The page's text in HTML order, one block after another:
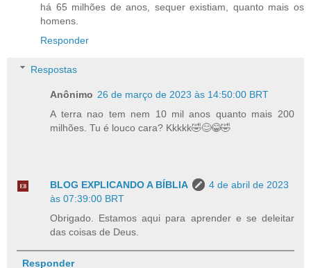
há 65 milhões de anos, sequer existiam, quanto mais os
homens.
Responder
Respostas
Anônimo 26 de março de 2023 às 14:50:00 BRT
A terra nao tem nem 10 mil anos quanto mais 200
milhões. Tu é louco cara? Kkkkk🤣😊😂🤣
BLOG EXPLICANDO A BÍBLIA
4 de abril de 2023
às 07:39:00 BRT
Obrigado. Estamos aqui para aprender e se deleitar
das coisas de Deus.
Responder